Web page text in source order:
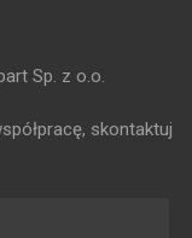
Sp. z o.o.
skontaktuj